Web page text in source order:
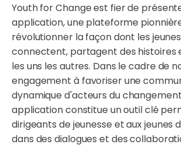
Youth for Change est fier de
application, une plateforme
révolutionner la façon dont les
connectent, partagent des histoires
les uns les autres. Dans le cadre de
engagement à favoriser une
dynamique d'acteurs du
application constitue un outil clé
dirigeants de jeunesse et aux jeunes
dans des dialogues et des